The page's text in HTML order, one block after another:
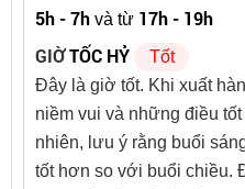
5h - 7h và từ 17h - 19h
GIỜTỐC HỶ
Tốt
Đây là giờ tốt. Khi xuất
niềm vui và những điều
nhiên, lưu ý rằng buổi
tốt hơn so với buổi chiều.